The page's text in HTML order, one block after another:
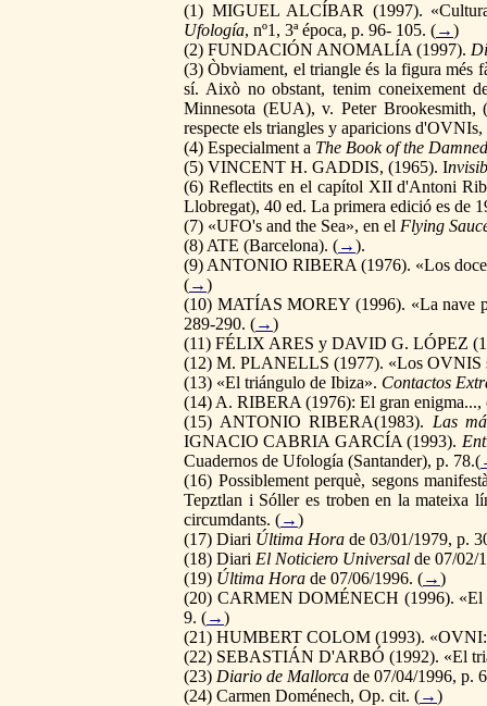
(1) MIGUEL ALCÍBAR (1997).
Ufología, nº1, 3ª época, p. 96- 105. (→)
(2) FUNDACIÓN ANOMALÍA (1997).
(3) Òbviament, el triangle és la figura més
sí. Això no obstant, tenim coneixement
Minnesota (EUA), v. Peter Brookesmith,
respecte els triangles y aparicions
(4) Especialment a The Book of the Damned
(5) VINCENT H. GADDIS, (1965). I
(6) Reflectits en el capítol XII d'Antoni
Llobregat), 40 ed. La primera edició es de
(7) «UFO's and the Sea», en el Flying
(8) ATE (Barcelona). (→).
(9) ANTONIO RIBERA (1976). «Los
(→)
(10) MATÍAS MOREY (1996). «La nave
289-290. (→)
(11) FÉLIX ARES y DAVID G. LÓPEZ
(12) M. PLANELLS (1977). «Los OVNIS
(13) «El triángulo de Ibiza». Contactos
(14) A. RIBERA (1976): El gran enigma...,
(15) ANTONIO RIBERA(1983). Las
IGNACIO CABRIA GARCÍA (1993).
Cuadernos de Ufología (Santander), p. 78.(
(16) Possiblement perquè, segons
Tepztlan i Sóller es troben en la mateixa
circumdants. (→)
(17) Diari Última Hora de 03/01/1979, p.
(18) Diari El Noticiero Universal de 07/02/
(19) Última Hora de 07/06/1996. (→)
(20) CARMEN DOMÉNECH (1996). «El
9. (→)
(21) HUMBERT COLOM (1993). «OVNI:
(22) SEBASTIÁN D'ARBÓ (1992). «El
(23) Diario de Mallorca de 07/04/1996, p.
(24) Carmen Doménech, Op. cit. (→)